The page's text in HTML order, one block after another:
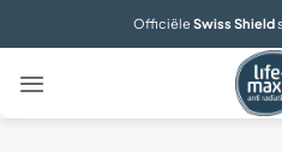
Officiële Swiss Shield